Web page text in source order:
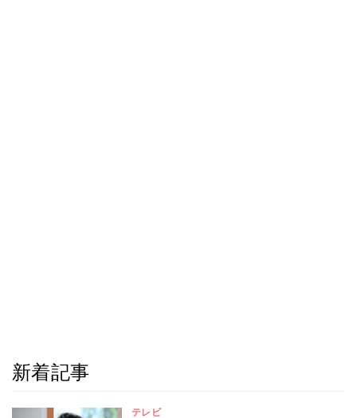
新着記事
テレビ